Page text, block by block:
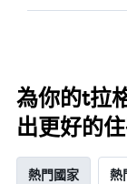
為你的t拉
出更好的
熱門國家 熱